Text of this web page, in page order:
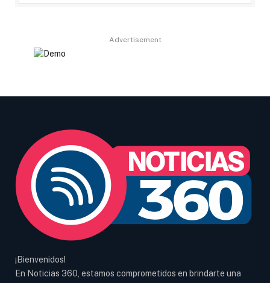
Advertisement
¡Bienvenidos!
En Noticias 360, estamos comprometidos en brindarte una